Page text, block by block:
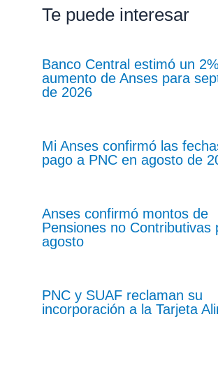
Te puede interesar
Banco Central estimó un
aumento de Anses para
de 2026
Mi Anses confirmó las
pago a PNC en agosto de
Anses confirmó montos de
Pensiones no Contributivas
agosto
PNC y SUAF reclaman su
incorporación a la Tarjeta